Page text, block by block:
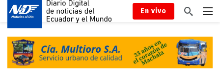
En vivo